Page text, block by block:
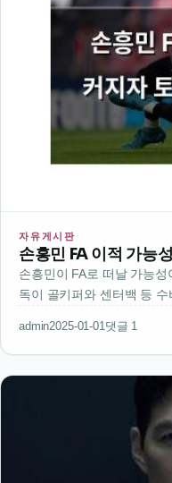
자유게시판
손흥민 FA 이적 가능
손흥민이 FA로 떠날 가능
독이 골키퍼와 센터백 등 수
의 이적이 현실화되면 공격
면 팀 전체적인 성적도…
admin2025-01-01 댓글 1